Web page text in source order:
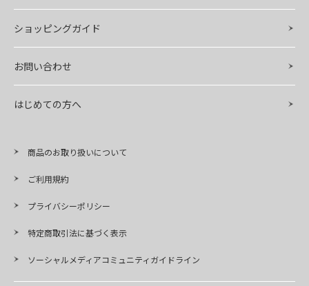
ショッピングガイド
お問い合わせ
はじめての方へ
商品のお取り扱いについて
ご利用規約
プライバシーポリシー
特定商取引法に基づく表示
ソーシャルメディアコミュニティガイドライン